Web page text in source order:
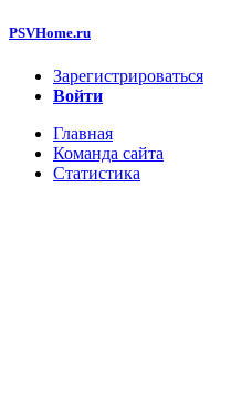
PSVHome.ru
Зарегистрироваться
Войти
Главная
Команда сайта
Статистика